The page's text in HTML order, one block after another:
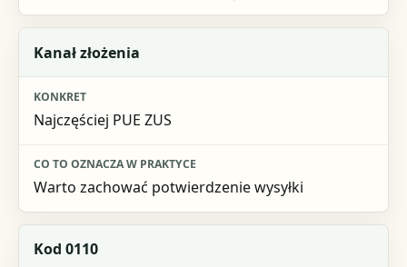
Kanał złożenia
Najczęściej PUE ZUS
Warto zachować potwierdzenie wysyłki
Kod 0110